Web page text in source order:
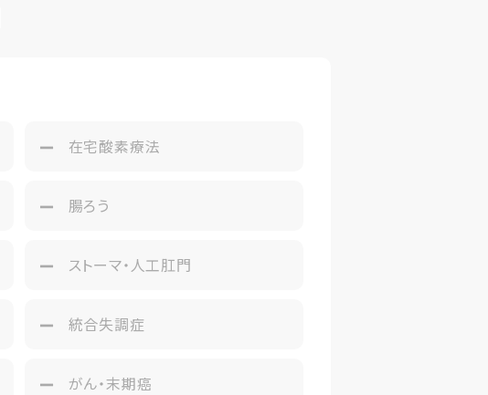
在宅酸素療法
腸ろう
ストーマ・人工肛門
統合失調症
がん・末期癌